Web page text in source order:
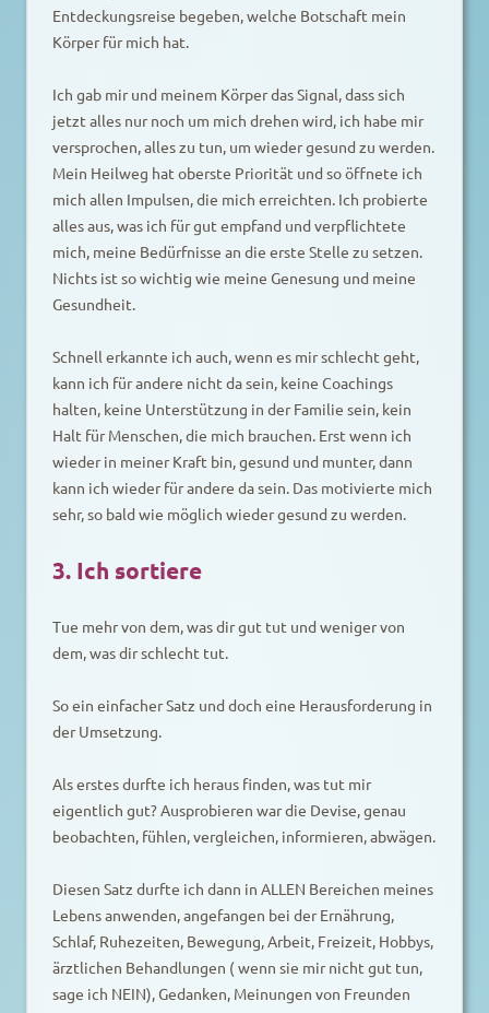
Entdeckungsreise begeben, welche Botschaft mein
Körper für mich hat.
Ich gab mir und meinem Körper das Signal, dass sich
jetzt alles nur noch um mich drehen wird, ich habe mir
versprochen, alles zu tun, um wieder gesund zu werden.
Mein Heilweg hat oberste Priorität und so öffnete ich
mich allen Impulsen, die mich erreichten. Ich probierte
alles aus, was ich für gut empfand und verpflichtete
mich, meine Bedürfnisse an die erste Stelle zu setzen.
Nichts ist so wichtig wie meine Genesung und meine
Gesundheit.
Schnell erkannte ich auch, wenn es mir schlecht geht,
kann ich für andere nicht da sein, keine Coachings
halten, keine Unterstützung in der Familie sein, kein
Halt für Menschen, die mich brauchen. Erst wenn ich
wieder in meiner Kraft bin, gesund und munter, dann
kann ich wieder für andere da sein. Das motivierte mich
sehr, so bald wie möglich wieder gesund zu werden.
3. Ich sortiere
Tue mehr von dem, was dir gut tut und weniger von
dem, was dir schlecht tut.
So ein einfacher Satz und doch eine Herausforderung in
der Umsetzung.
Als erstes durfte ich heraus finden, was tut mir
eigentlich gut? Ausprobieren war die Devise, genau
beobachten, fühlen, vergleichen, informieren, abwägen.
Diesen Satz durfte ich dann in ALLEN Bereichen meines
Lebens anwenden, angefangen bei der Ernährung,
Schlaf, Ruhezeiten, Bewegung, Arbeit, Freizeit, Hobbys,
ärztlichen Behandlungen ( wenn sie mir nicht gut tun,
sage ich NEIN), Gedanken, Meinungen von Freunden